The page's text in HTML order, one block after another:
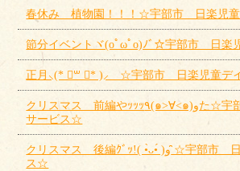
春休み 植物園！！！☆宇部市 日楽児
節分イベントヾ(oﾟωﾟo)ﾉﾞ☆宇部市 日楽
正月⸜(* ॑꒳ ॑* )⸝ ☆宇部市 日楽児童デ
クリスマス 前編やｯｯｯ٩(๑>∀<๑)وた☆宇部市 日楽児童デイ
サービス☆
クリスマス 後編ｸﾞｯ!( •̀ᴗ•́ )و ̑̑☆宇部市 日楽児童デイサービ
ス☆